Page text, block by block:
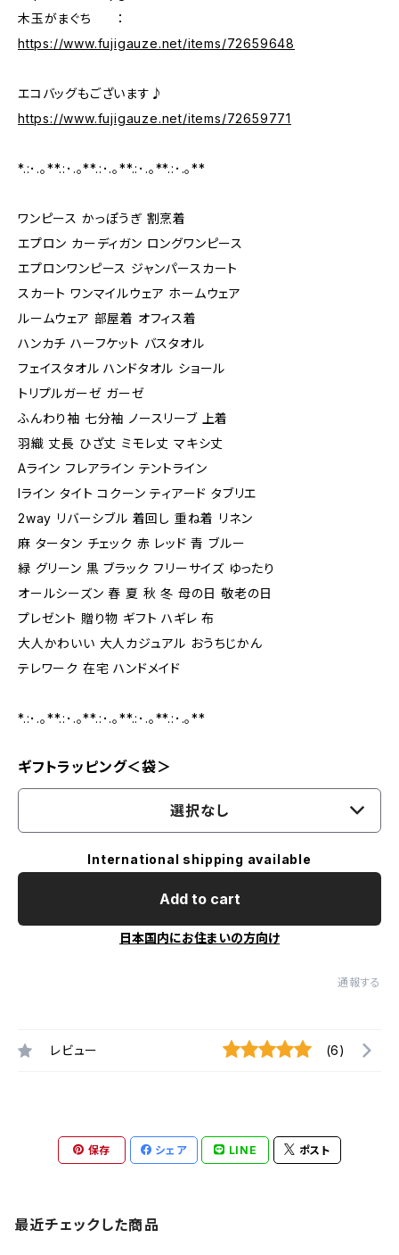
木玉がまぐち ：
https://www.fujigauze.net/items/72659648
エコバッグもございます♪
https://www.fujigauze.net/items/72659771
*.:･.｡**.:･.｡**.:･.｡**.:･.｡**.:･.｡**
ワンピース かっぽうぎ 割烹着
エプロン カーディガン ロングワンピース
エプロンワンピース ジャンパースカート
スカート ワンマイルウェア ホームウェア
ルームウェア 部屋着 オフィス着
ハンカチ ハーフケット バスタオル
フェイスタオル ハンドタオル ショール
トリプルガーゼ ガーゼ
ふんわり袖 七分袖 ノースリーブ 上着
羽織 丈長 ひざ丈 ミモレ丈 マキシ丈
Aライン フレアライン テントライン
Iライン タイト コクーン ティアード タブリエ
2way リバーシブル 着回し 重ね着 リネン
麻 タータン チェック 赤 レッド 青 ブルー
緑 グリーン 黒 ブラック フリーサイズ ゆったり
オールシーズン 春 夏 秋 冬 母の日 敬老の日
プレゼント 贈り物 ギフト ハギレ 布
大人かわいい 大人カジュアル おうちじかん
テレワーク 在宅 ハンドメイド
*.:･.｡**.:･.｡**.:･.｡**.:･.｡**.:･.｡**
ギフトラッピング＜袋＞
選択なし
International shipping available
Add to cart
日本国内にお住まいの方向け
通報する
レビュー (6)
保存 シェア LINE ポスト
最近チェックした商品